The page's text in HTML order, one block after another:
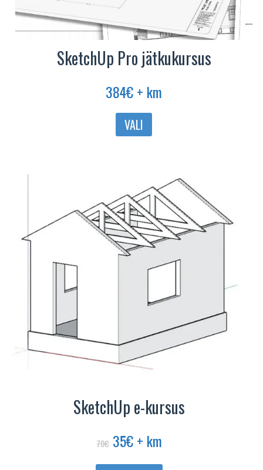
SketchUp Pro jätkukursus
384€+ km
VALI
Sellel
varianti.
Valikuid
saab
teha
tootelehel.
SketchUp e-kursus
70€ Algne
35€Praegune
+ km